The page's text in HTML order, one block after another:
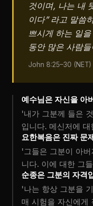
것이며, 나는 내
이다” 라고 말씀
쁘시게 하는 일
동안 많은 사람
John 8:25–30 (NET)
예수님은 자신을 아
'내가 그분께 들은
입니다. 메신저에
요한복음은 진짜 문
'그들은 그분이 아
니다. 이에 대한 그
순종은 그분의 자격
'나는 항상 그분을
매 시험을 자신에게